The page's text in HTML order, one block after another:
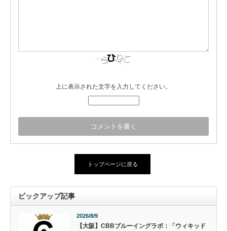
上に表示された文字を入力してください。
トップページに戻る
ピックアップ記事
2026/8/9
【大阪】CBBブルーイングラボ：「ウィキッド